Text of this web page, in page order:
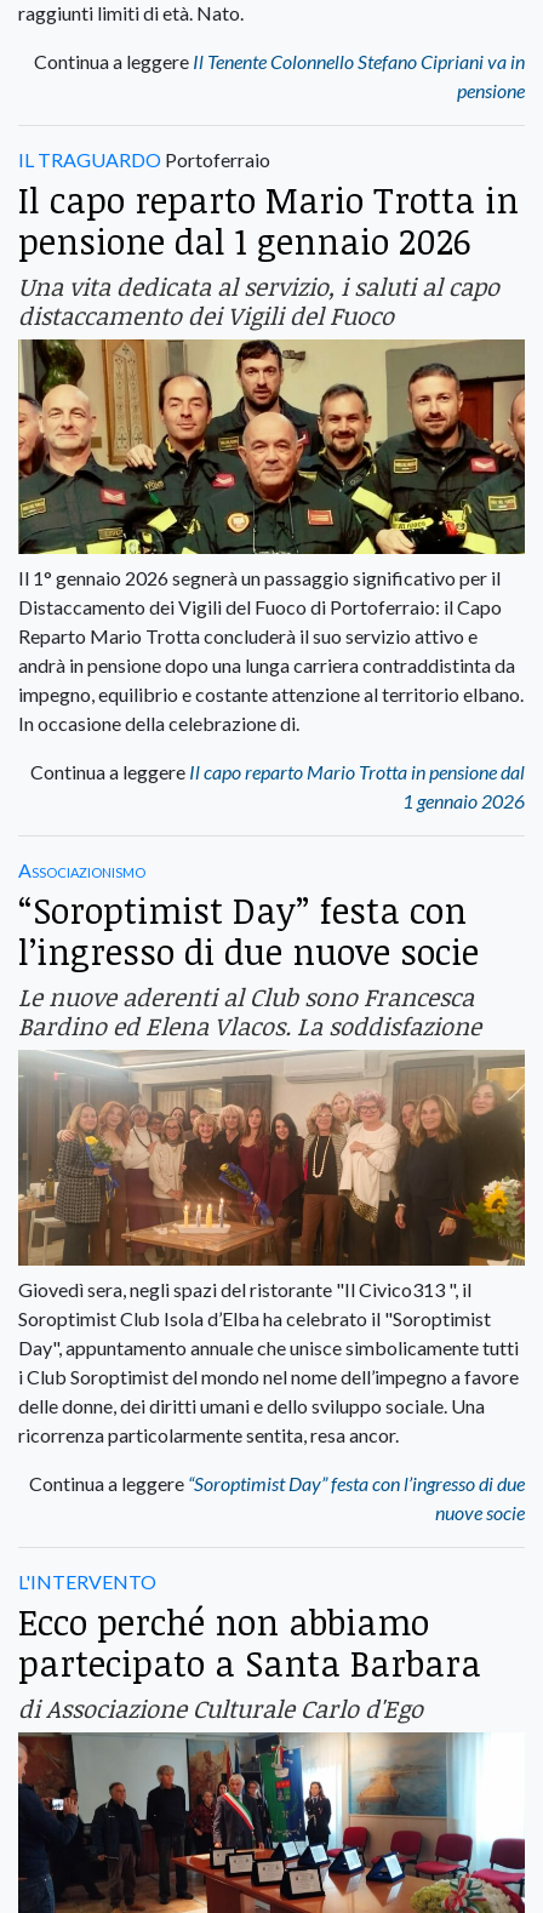
raggiunti limiti di età. Nato.
Continua a leggere Il Tenente Colonnello Stefano Cipriani va in
pensione
IL TRAGUARDO Portoferraio
Il capo reparto Mario Trotta in
pensione dal 1 gennaio 2026
Una vita dedicata al servizio, i saluti al capo
distaccamento dei Vigili del Fuoco
Il 1° gennaio 2026 segnerà un passaggio significativo per il
Distaccamento dei Vigili del Fuoco di Portoferraio: il Capo
Reparto Mario Trotta concluderà il suo servizio attivo e
andrà in pensione dopo una lunga carriera contraddistinta da
impegno, equilibrio e costante attenzione al territorio elbano.
In occasione della celebrazione di.
Continua a leggere Il capo reparto Mario Trotta in pensione dal
1 gennaio 2026
Associazionismo
“Soroptimist Day” festa con
l’ingresso di due nuove socie
Le nuove aderenti al Club sono Francesca
Bardino ed Elena Vlacos. La soddisfazione
Giovedì sera, negli spazi del ristorante "Il Civico313 ", il
Soroptimist Club Isola d’Elba ha celebrato il "Soroptimist
Day", appuntamento annuale che unisce simbolicamente tutti
i Club Soroptimist del mondo nel nome dell’impegno a favore
delle donne, dei diritti umani e dello sviluppo sociale. Una
ricorrenza particolarmente sentita, resa ancor.
Continua a leggere “Soroptimist Day” festa con l’ingresso di due
nuove socie
L'INTERVENTO
Ecco perché non abbiamo
partecipato a Santa Barbara
di Associazione Culturale Carlo d'Ego